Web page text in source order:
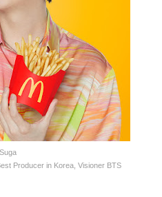
Suga
Producer in Korea, Visioner BTS